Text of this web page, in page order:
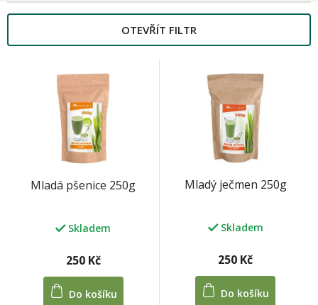
OTEVŘÍT FILTR
Mladá pšenice 250g
Skladem
250 Kč
Do košíku
Mladý ječmen 250g
Skladem
250 Kč
Do košíku